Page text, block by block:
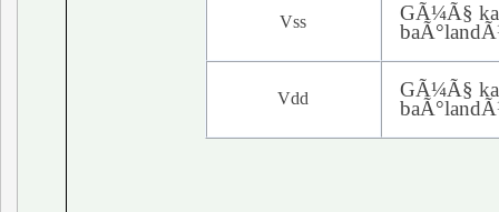
Vss
GÃ¼Ã§
Vdd
GÃ¼Ã§